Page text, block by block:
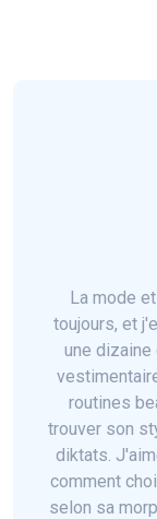
La mode
toujours, et
une
routines
trouver son
diktats.
comment
selon sa